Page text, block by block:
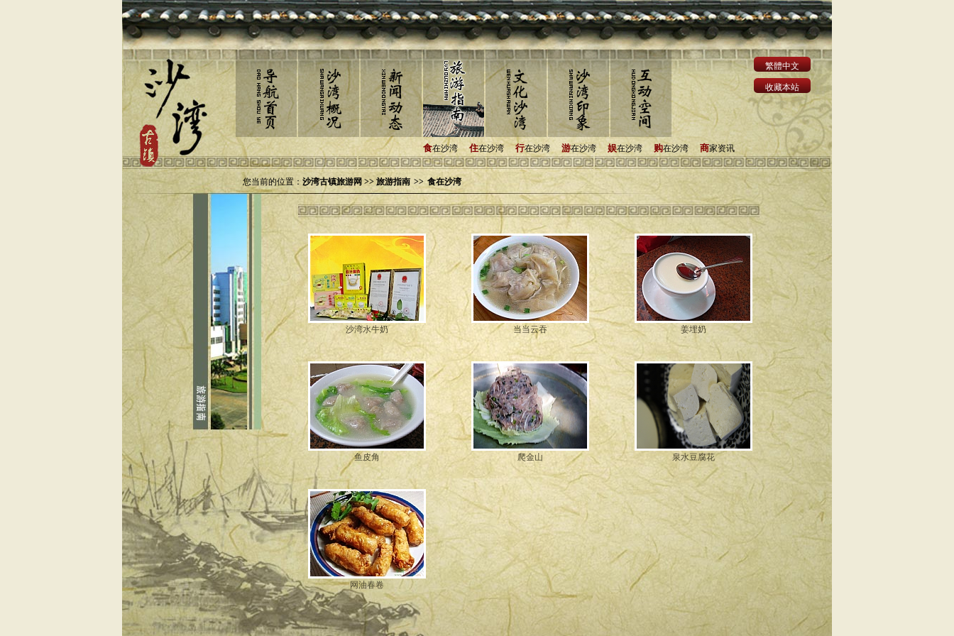
食在沙湾 住在沙湾 行在沙湾 游在沙湾 娱在沙湾 购在沙湾 商家资讯
繁體中文
收藏本站
您当前的位置： 沙湾古镇旅游网 >> 旅游指南 >> 食在沙湾
沙湾水牛奶 当当云吞 姜埋奶
鱼皮角 爬金山 泉水豆腐花
网油春卷